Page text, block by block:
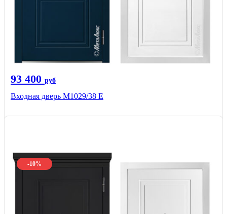
93 400 руб
Входная дверь М1029/38 E
-10%